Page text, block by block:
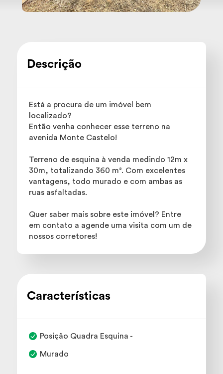
Descrição
Está a procura de um imóvel bem
localizado?
Então venha conhecer esse terreno na
avenida Monte Castelo!
Terreno de esquina à venda medindo 12m x
30m, totalizando 360 m². Com excelentes
vantagens, todo murado e com ambas as
ruas asfaltadas.
Quer saber mais sobre este imóvel? Entre
em contato a agende uma visita com um de
nossos corretores!
Características
Posição Quadra Esquina -
Murado